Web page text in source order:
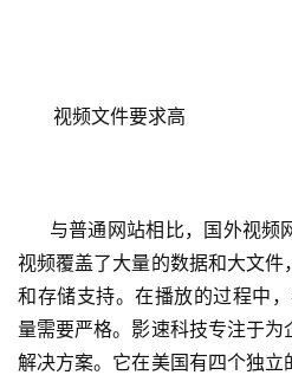
视频文件要求高
视频覆盖了大量的数据和大文
和存储支持。在播放的过程中
量需要严格。影速科技专注于
解决方案。它在美国有四个独